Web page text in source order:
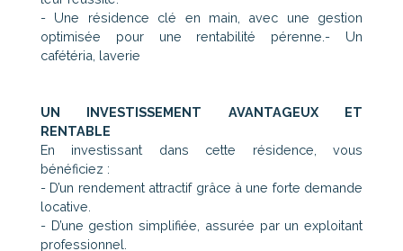
- Une résidence clé en main, avec une gestion
optimisée pour une rentabilité pérenne.- Un
cafétéria, laverie
UN INVESTISSEMENT AVANTAGEUX ET
RENTABLE
En investissant dans cette résidence, vous
bénéficiez :
- D’un rendement attractif grâce à une forte demande
locative.
- D’une gestion simplifiée, assurée par un exploitant
professionnel.